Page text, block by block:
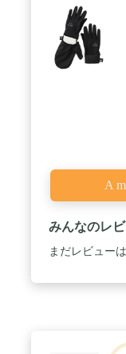
短時間内手が
とができまし
れてしまいま
度の防水性、
等には向いて
指先にシリコ
リップ効果は
んでした。自
手の防寒手袋
みんなのレ
まだレビュー